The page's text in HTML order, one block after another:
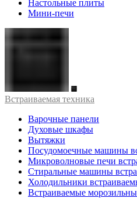
Настольные плиты
Мини-печи
Встраиваемая техника
Варочные панели
Духовые шкафы
Вытяжки
Посудомоечные машины
Микроволновые печи
Стиральные машины
Холодильники
Встраиваемые